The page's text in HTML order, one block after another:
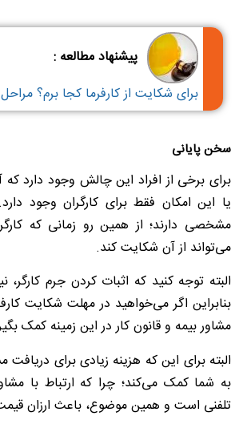
پیشنهاد مطالعه :
برای شکایت از کارفرما کجا برم؟
سخن پایانی
برای برخی از افراد این چالش وجود دارد که
یا این امکان فقط برای کارگران وجود
مشخصی دارند؛ از همین رو زمانی که
می‌تواند از آن شکایت کند.
البته توجه کنید که اثبات کردن جرم
بنابراین اگر می‌خواهید در مهلت شکایت
مشاور بیمه و قانون کار در این زمینه کمک
البته برای این که هزینه زیادی برای
به شما کمک می‌کند؛ چرا که ارتباط با
تلفنی است و همین موضوع، باعث ارزان